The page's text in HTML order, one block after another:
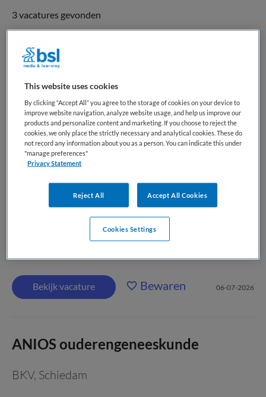
3 vacatures gevonden
Verzorgende IG Wijkteam | Thuiszorg
Happy Nurse,Schiedam
MBO
Parttime
Vaste aanstelling
Wil jij als Verzorgende IG in Schiedam elke dag met
liefdevolle aandacht het verschil maken? Werk flexibel in
loondienst, word onderdeel van een betrokken wijkteam en
ga happy aan de slag, lees verder! Over het werk Als
Bekijk vacature Bewaren 06-07-2026
ANIOS ouderengeneeskunde
BKV, Schiedam
This website uses cookies
By clicking “Accept All” you agree to the storage of cookies on your device to
improve website navigation, analyze website usage, and help us improve our
products and personalize content and marketing. If you choose to reject the
cookies, we only place the strictly necessary and analytical cookies. These do
not record any information about you as a person. You can indicate this under
"manage preferences"
Privacy Statement
Reject All Accept All Cookies
Cookies Settings